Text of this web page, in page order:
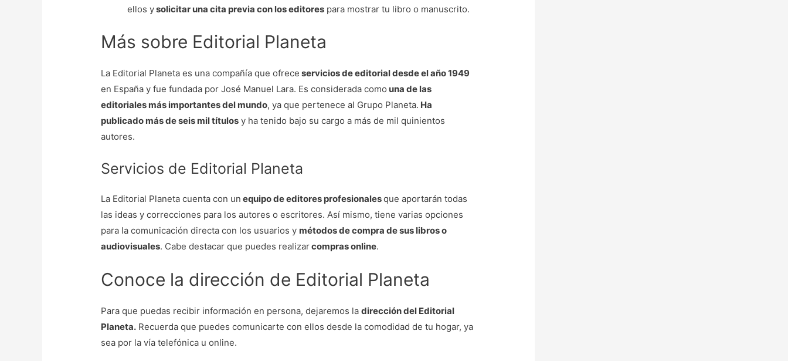
ellos ysolicitar una cita previa con los editores para mostrar tu libro o manuscrito.
Más sobre Editorial Planeta
La Editorial Planeta es una compañía que ofrece servicios de editorial desde el año 1949
en España y fue fundada por José Manuel Lara. Es considerada como una de las
editoriales más importantes del mundo, ya que pertenece al Grupo Planeta. Ha
publicado más de seis mil títulos y ha tenido bajo su cargo a más de mil quinientos
autores.
Servicios de Editorial Planeta
La Editorial Planeta cuenta con un equipo de editores profesionalesque aportarán todas
las ideas y correcciones para los autores o escritores. Así mismo, tiene varias opciones
para la comunicación directa con los usuarios y métodos de compra de sus libros o
audiovisuales. Cabe destacar que puedes realizarcompras online.
Conoce la dirección de Editorial Planeta
Para que puedas recibir información en persona, dejaremos ladirección del Editorial
Planeta. Recuerda que puedes comunicarte con ellos desde la comodidad de tu hogar, ya
sea por la vía telefónica u online.